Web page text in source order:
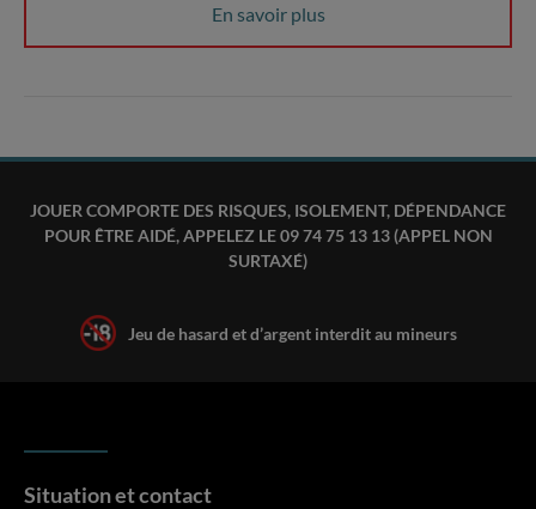
En savoir plus
JOUER COMPORTE DES RISQUES, ISOLEMENT, DÉPENDANCE
POUR ÊTRE AIDÉ, APPELEZ LE 09 74 75 13 13 (APPEL NON
SURTAXÉ)
Jeu de hasard et d’argent interdit au mineurs
Situation et contact